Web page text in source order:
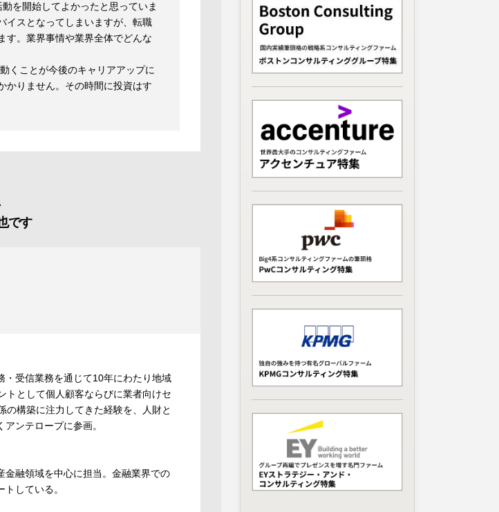
を開始してよかったと思っていま
イスとなってしまいますが、転職
す。業界事情や業界全体でどんな
くことが今後のキャリアアップに
かりません。その時間に投資はす
です
・受信業務を通じて10年にわたり地域
トとして個人顧客ならびに業者向けセ
の構築に注力してきた経験を、人財と
ンテロープに参画。
融領域を中心に担当。金融業界での
している。